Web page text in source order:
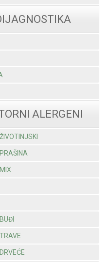
ALERGENI